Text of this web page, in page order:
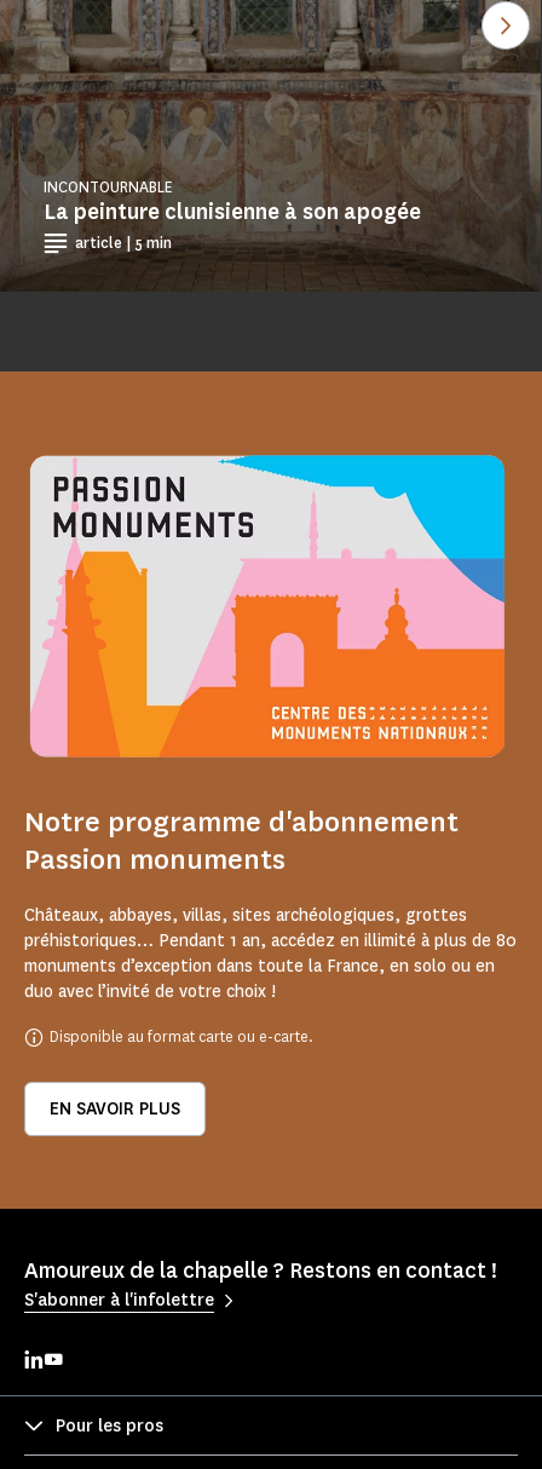
La peinture clunisienne à son apogée
INCONTOURNABLE
article | 5 min
Notre programme d'abonnement
Passion monuments
Châteaux, abbayes, villas, sites archéologiques, grottes
préhistoriques… Pendant 1 an, accédez en illimité à plus de 80
monuments d’exception dans toute la France, en solo ou en
duo avec l’invité de votre choix !
Disponible au format carte ou e-carte.
EN SAVOIR PLUS
Amoureux de la chapelle ? Restons en contact !
S'abonner à l'infolettre
Pour les pros